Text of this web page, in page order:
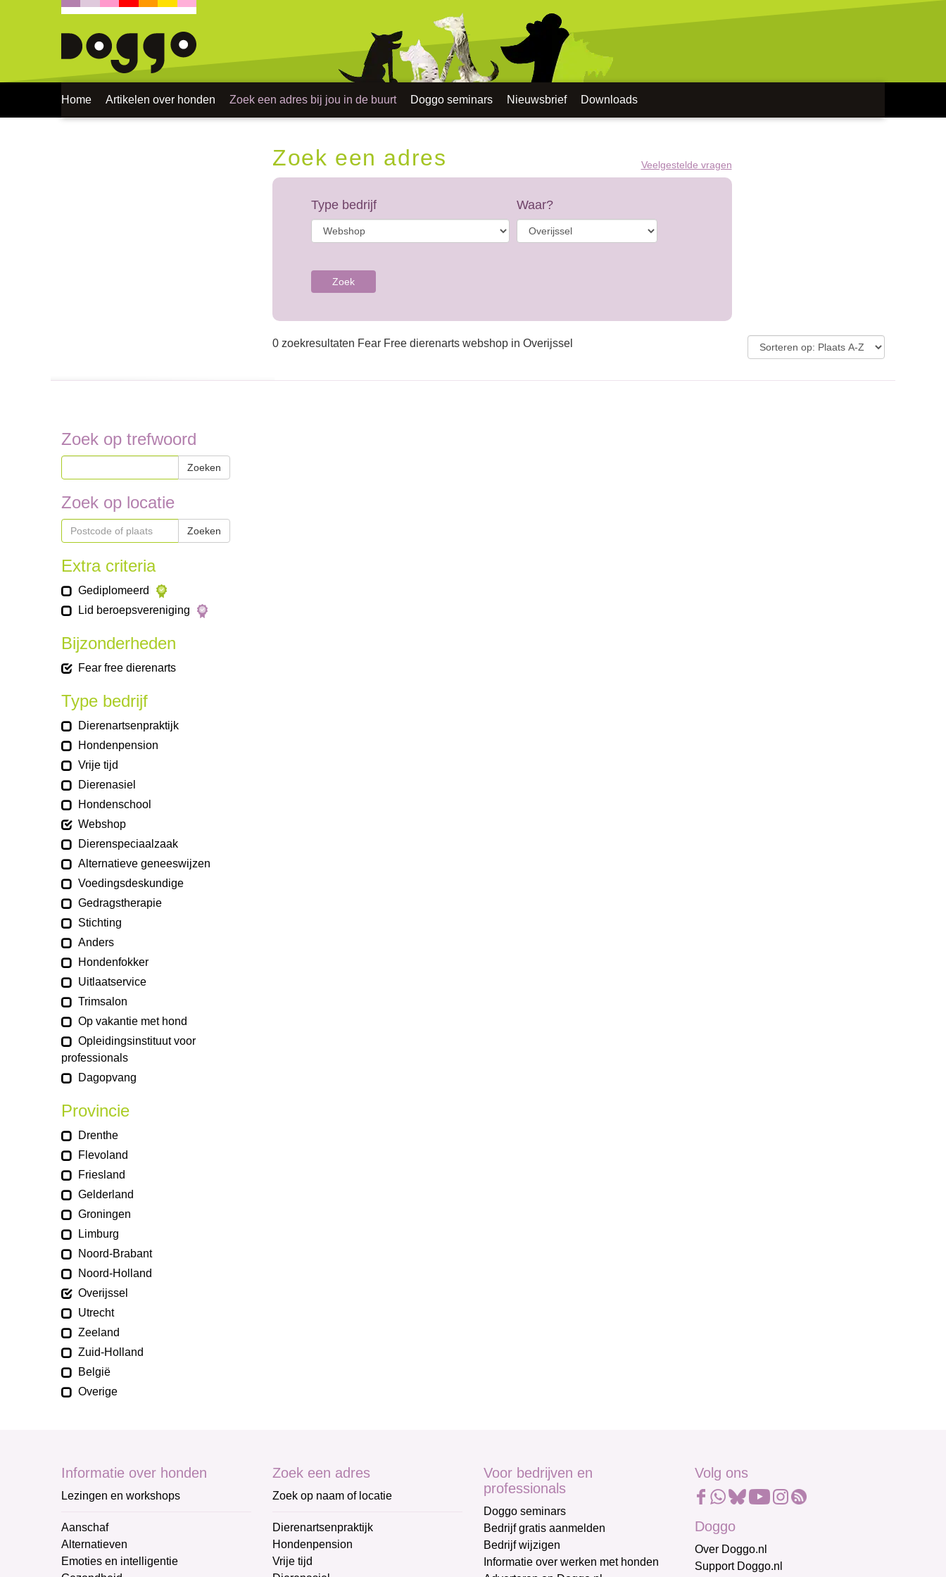
Home Artikelen over honden Zoek een adres bij jou in de buurt Doggo seminars Nieuwsbrief Downloads
Zoek een adres Veelgestelde vragen
Type bedrijf Waar?
Zoek
0 zoekresultaten Fear Free dierenarts webshop in Overijssel
Zoek op trefwoord
Zoeken
Zoek op locatie
Zoeken
Extra criteria
Gediplomeerd
Lid beroepsvereniging
Bijzonderheden
Fear free dierenarts
Type bedrijf
Dierenartsenpraktijk
Hondenpension
Vrije tijd
Dierenasiel
Hondenschool
Webshop
Dierenspeciaalzaak
Alternatieve geneeswijzen
Voedingsdeskundige
Gedragstherapie
Stichting
Anders
Hondenfokker
Uitlaatservice
Trimsalon
Op vakantie met hond
Opleidingsinstituut voor
professionals
Dagopvang
Provincie
Drenthe
Flevoland
Friesland
Gelderland
Groningen
Limburg
Noord-Brabant
Noord-Holland
Overijssel
Utrecht
Zeeland
Zuid-Holland
België
Overige
Informatie over honden
Lezingen en workshops
Aanschaf
Alternatieven
Emoties en intelligentie
Zoek een adres
Zoek op naam of locatie
Dierenartsenpraktijk
Hondenpension
Vrije tijd
Voor bedrijven en
professionals
Doggo seminars
Bedrijf gratis aanmelden
Bedrijf wijzigen
Informatie over werken met honden
Volg ons
Doggo
Over Doggo.nl
Support Doggo.nl